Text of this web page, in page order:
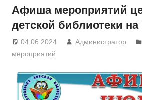
Афиша мероприятий
детской библиотеки
04.06.2024 Администратор
мероприятий